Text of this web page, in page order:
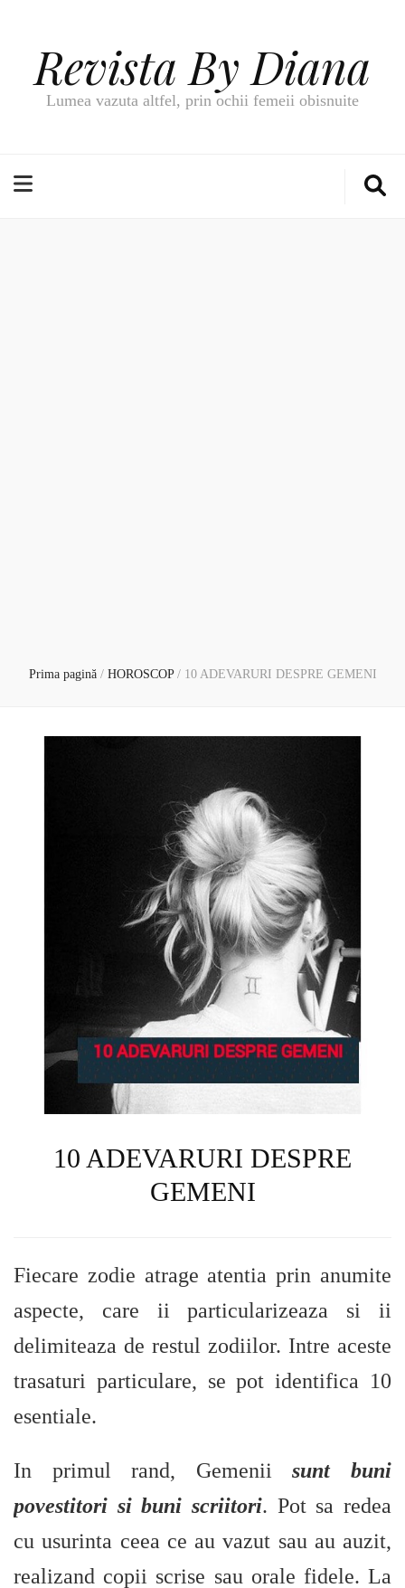
Revista By Diana
Lumea vazuta altfel, prin ochii femeii obisnuite
Prima pagină / HOROSCOP / 10 ADEVARURI DESPRE GEMENI
10 ADEVARURI DESPRE
GEMENI
Fiecare zodie atrage atentia prin anumite
aspecte, care ii particularizeaza si ii
delimiteaza de restul zodiilor. Intre aceste
trasaturi particulare, se pot identifica 10
esentiale.
In primul rand, Gemeniisunt buni
povestitori si buni scriitori. Pot sa redea
cu usurinta ceea ce au vazut sau au auzit,
realizand copii scrise sau orale fidele. La